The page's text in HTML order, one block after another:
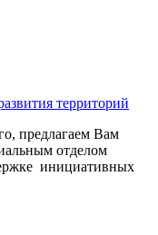
территорий
предлагаем Вам
отделом
инициативных